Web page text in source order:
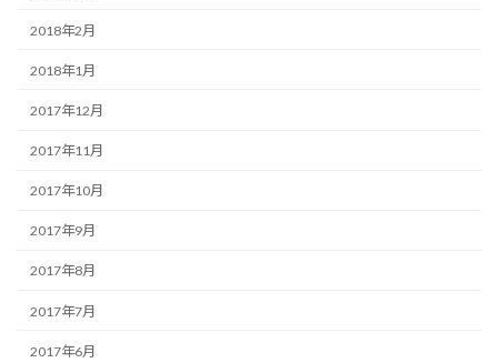
2018年2月
2018年1月
2017年12月
2017年11月
2017年10月
2017年9月
2017年8月
2017年7月
2017年6月